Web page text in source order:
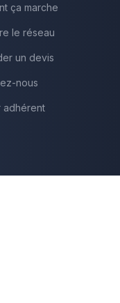
ça marche
le réseau
un devis
nous
adhérent